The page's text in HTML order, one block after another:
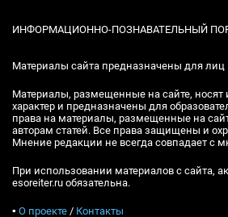
ИНФОРМАЦИОННО-ПОЗНАВАТЕЛЬНЫЙ
Материалы сайта предназначены для лиц
Материалы, размещенные на сайте,
характер и предназначены для
права на материалы, размещенные на
авторам статей. Все права защищены и
Мнение редакции не всегда совпадает с
При использовании материалов с сайта,
esoreiter.ru обязательна.
▪ О проекте / Контакты